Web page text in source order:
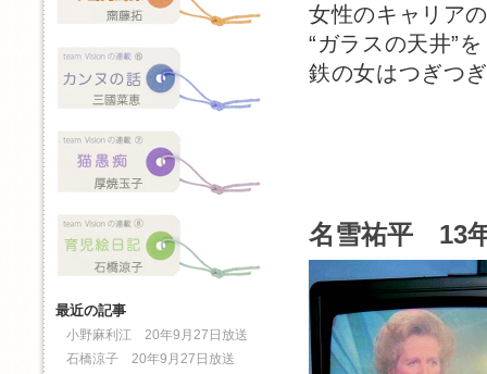
女性のキャリア
“ガラスの天井”を
鉄の女はつぎつ
名雪祐平 13
最近の記事
小野麻利江 20年9月27日放送
石橋涼子 20年9月27日放送